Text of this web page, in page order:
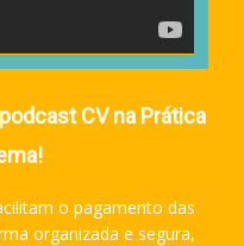
CV na Prática
o pagamento das
organizada e segura,